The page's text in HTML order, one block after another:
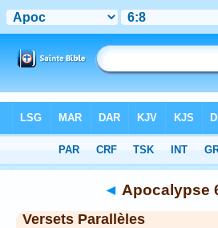
Chapitre 6 > Verset 8
◄ Apocalypse
Versets Parallèles